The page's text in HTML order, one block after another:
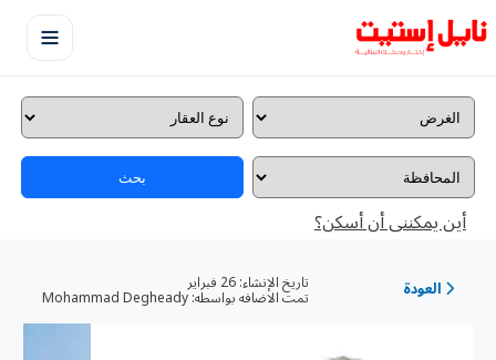
بحث
أين يمكننى أن أسكن؟
العودة تاريخ الإنشاء:
تمت الاضافه بواسطه: Mohammad Degheady